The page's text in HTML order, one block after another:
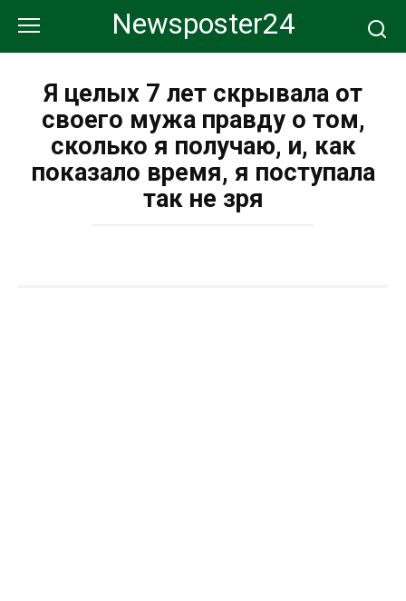
контенту
Newsposter24
Я целых 7 лет скрывала от
своего мужа правду о том,
сколько я получаю, и, как
показало время, я поступала
так не зря